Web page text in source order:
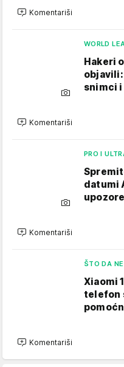
Komentariši
WORLD
Hakeri
objavili:
snimci
Komentariši
PRO I
datumi
Komentariši
ŠTO DA NE
Xiaomi
telefon
Komentariši